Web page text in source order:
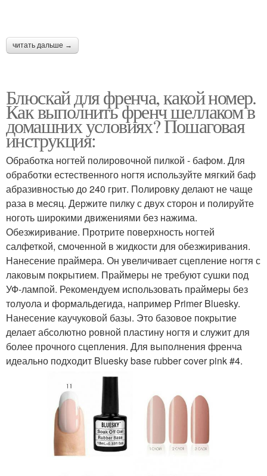
читать дальше →
Блюскай для френча, какой номер.
Как выполнить френч шеллаком в
домашних условиях? Пошаговая
инструкция:
Обработка ногтей полировочной пилкой - бафом. Для
обработки естественного ногтя используйте мягкий баф
абразивностью до 240 грит. Полировку делают не чаще
раза в месяц. Держите пилку с двух сторон и полируйте
ноготь широкими движениями без нажима.
Обезжиривание. Протрите поверхность ногтей
салфеткой, смоченной в жидкости для обезжиривания.
Нанесение праймера. Он увеличивает сцепление ногтя с
лаковым покрытием. Праймеры не требуют сушки под
УФ-лампой. Рекомендуем использовать праймеры без
толуола и формальдегида, например Primer Bluesky.
Нанесение каучуковой базы. Это базовое покрытие
делает абсолютно ровной пластину ногтя и служит для
более прочного сцепления. Для выполнения френча
идеально подходит Bluesky base rubber cover pink #4.